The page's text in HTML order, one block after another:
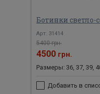
Ботинки светло-
Арт: 31414
5400 грн.
4500 грн.
Размеры: 36, 37, 39,
Добавить в